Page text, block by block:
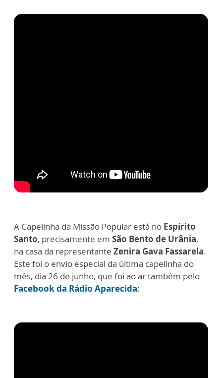
A Capelinha da Missão Popular está no Espírito
Santo, precisamente em São Bento de Urânia,
na casa da representante Zenira Gava Fassarela.
Este foi o envio especial da última capelinha do
mês, dia 26 de junho, que foi ao ar também pelo
Facebook da Rádio Aparecida: